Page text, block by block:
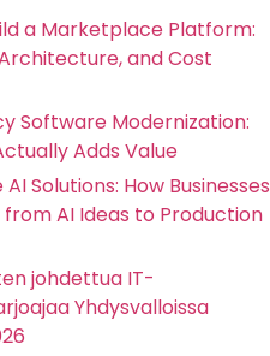
a Marketplace Platform:
and Cost
Software Modernization:
Adds Value
Solutions: How Businesses
from AI Ideas to Production
johdettua IT-
Yhdysvalloissa